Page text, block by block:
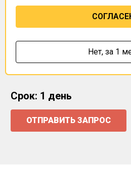
Нет, за 1
Срок: 1 день
ОТПРАВИТЬ ЗАПРОС